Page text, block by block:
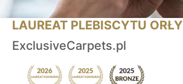
LAUREAT PLEBISCYTU ORŁY
ExclusiveCarpets.pl